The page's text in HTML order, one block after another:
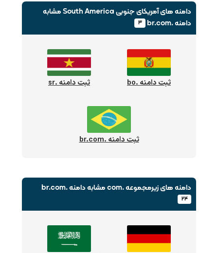
دامنه های آمریکای جنوبی South America
مشابه
دامنه .br.com
۳
ثبت دامنه .bo ثبت دامنه .sr
ثبت دامنه .br.com
دامنه های زیرمجموعه .com مشابه دامنه .br.com
۲۴